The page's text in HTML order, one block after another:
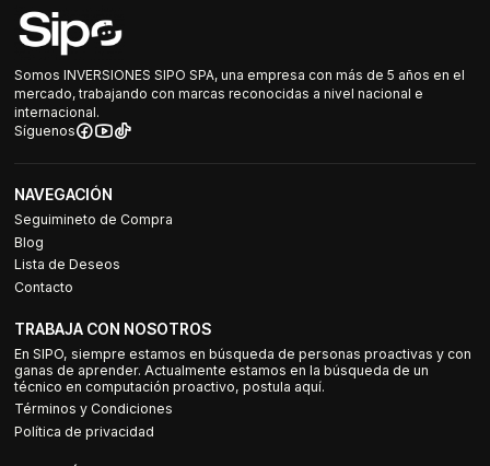
Somos INVERSIONES SIPO SPA, una empresa con más de 5 años en el
mercado, trabajando con marcas reconocidas a nivel nacional e
internacional.
Síguenos
NAVEGACIÓN
Seguimineto de Compra
Blog
Lista de Deseos
Contacto
TRABAJA CON NOSOTROS
En SIPO, siempre estamos en búsqueda de personas proactivas y con
ganas de aprender. Actualmente estamos en la búsqueda de un
técnico en computación proactivo, postula aquí.
Términos y Condiciones
Política de privacidad